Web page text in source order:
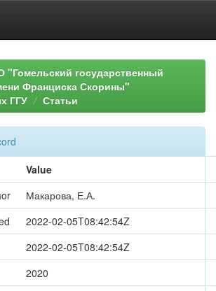
"Гомельский государственный
Франциска Скорины"
ГГУ
Статьи
Value
Макарова, Е.А.
2022-02-05T08:42:54Z
2022-02-05T08:42:54Z
2020